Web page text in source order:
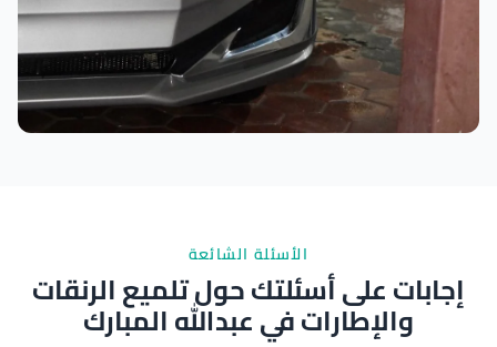
الأسئلة الشائعة
إجابات على أسئلتك حول تلميع الرنقات
والإطارات في عبدالله المبارك